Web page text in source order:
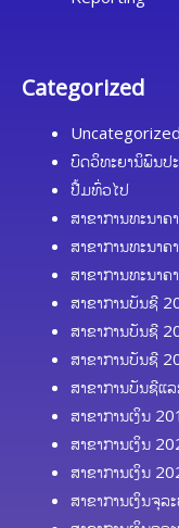
Categorized
Uncategorized
ບົດວິທະຍານິພົນປ
ປື້ມທົ່ວໄປ
ສາຂາການທະນາ
ສາຂາການທະນາ
ສາຂາການທະນາ
ສາຂາການບັນຊີ
ສາຂາການບັນຊີ
ສາຂາການບັນຊີ
ສາຂາການບັນຊີແ
ສາຂາການເງິນ
ສາຂາການເງິນ
ສາຂາການເງິນ
ສາຂາການເງິນຈຸ